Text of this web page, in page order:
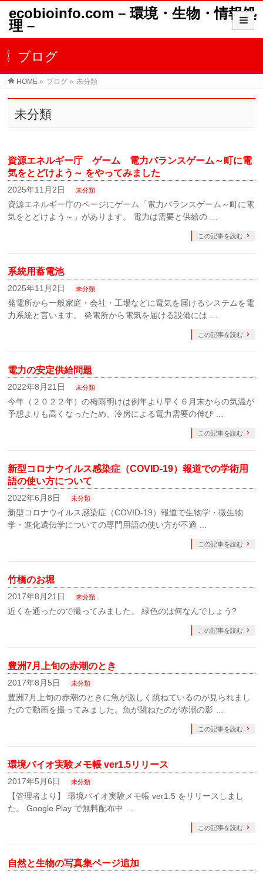
ecobioinfo.com – 環境・生物・情報処
理 –
ブログ
HOME » ブログ » 未分類
未分類
資源エネルギー庁 ゲーム 電力バランスゲーム～町に電
気をとどけよう～ をやってみました
2025年11月2日 未分類
資源エネルギー庁のページにゲーム「電力バランスゲーム～町に電
気をとどけよう～」があります。 電力は需要と供給の …
この記事を読む
系統用蓄電池
2025年11月2日 未分類
発電所から一般家庭・会社・工場などに電気を届けるシステムを電
力系統と言います。 発電所から電気を届ける設備には …
この記事を読む
電力の安定供給問題
2022年8月21日 未分類
今年（２０２２年）の梅雨明けは例年より早く６月末からの気温が
予想よりも高くなったため、冷房による電力需要の伸び …
この記事を読む
新型コロナウイルス感染症（COVID-19）報道での学術用
語の使い方について
2022年6月8日 未分類
新型コロナウイルス感染症（COVID-19）報道で生物学・微生物
学・進化遺伝学についての専門用語の使い方が不適 …
この記事を読む
竹橋のお堀
2017年8月21日 未分類
近くを通ったので撮ってみました。 緑色のは何なんでしょう?
この記事を読む
豊洲7月上旬の赤潮のとき
2017年8月5日 未分類
豊洲7月上旬の赤潮のときに魚が激しく跳ねているのが見られまし
たので動画を撮ってみました。魚が跳ねたのが赤潮の影 …
この記事を読む
環境バイオ実験メモ帳 ver1.5リリース
2017年5月6日 未分類
【管理者より】 環境バイオ実験メモ帳 ver1.5 をリリースしまし
た。 Google Play で無料配布中 …
この記事を読む
自然と生物の写真集ページ追加